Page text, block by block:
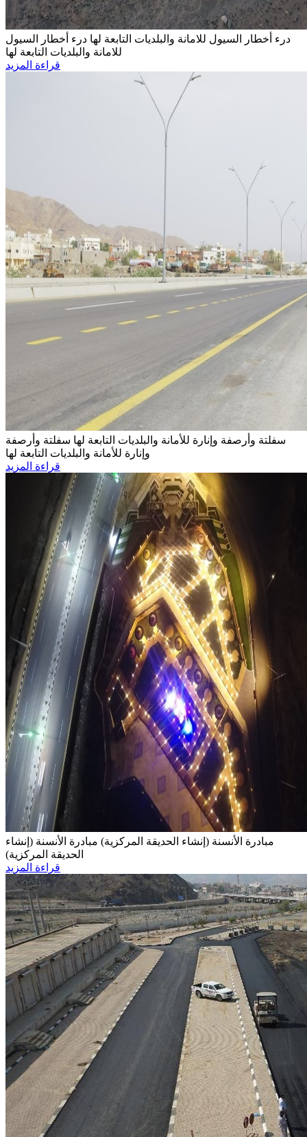
درء أخطار السيول للامانة والبلديات التابعة لها درء أخطار السيول
للامانة والبلديات التابعة لها
قراءة المزيد
سفلتة وأرصفة وإنارة للأمانة والبلديات التابعة لها سفلتة وأرصفة
وإنارة للأمانة والبلديات التابعة لها
قراءة المزيد
مبادرة الأنسنة (إنشاء الحديقة المركزية) مبادرة الأنسنة (إنشاء
الحديقة المركزية)
قراءة المزيد